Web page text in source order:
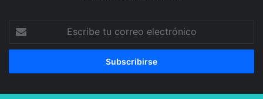
tu
correo